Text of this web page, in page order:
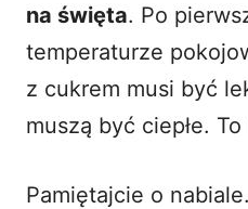
na święta. Po
temperaturze
z cukrem musi być
muszą być ciepłe.
Pamiętajcie o